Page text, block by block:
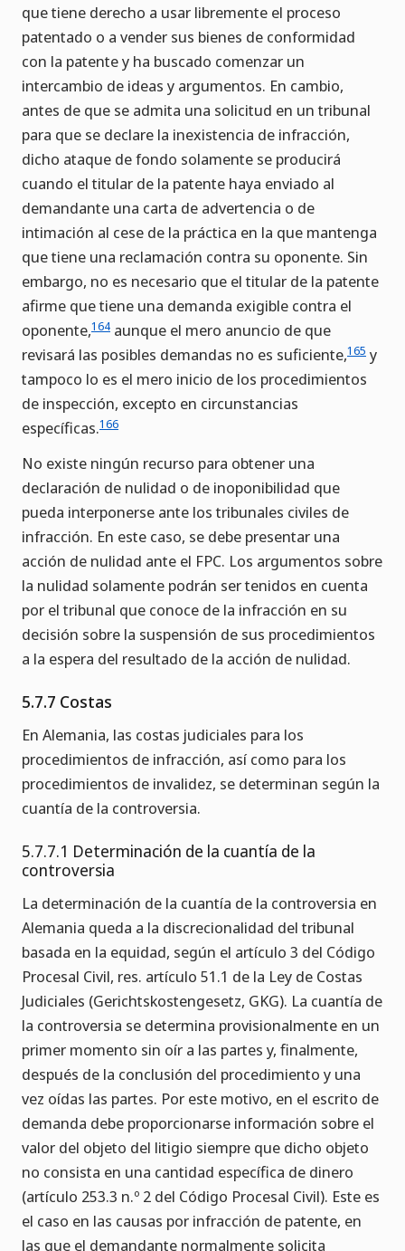
que tiene derecho a usar libremente el proceso
patentado o a vender sus bienes de conformidad
con la patente y ha buscado comenzar un
intercambio de ideas y argumentos. En cambio,
antes de que se admita una solicitud en un tribunal
para que se declare la inexistencia de infracción,
dicho ataque de fondo solamente se producirá
cuando el titular de la patente haya enviado al
demandante una carta de advertencia o de
intimación al cese de la práctica en la que mantenga
que tiene una reclamación contra su oponente. Sin
embargo, no es necesario que el titular de la patente
afirme que tiene una demanda exigible contra el
oponente,164 aunque el mero anuncio de que
revisará las posibles demandas no es suficiente,165 y
tampoco lo es el mero inicio de los procedimientos
de inspección, excepto en circunstancias
específicas.166
No existe ningún recurso para obtener una
declaración de nulidad o de inoponibilidad que
pueda interponerse ante los tribunales civiles de
infracción. En este caso, se debe presentar una
acción de nulidad ante el FPC. Los argumentos sobre
la nulidad solamente podrán ser tenidos en cuenta
por el tribunal que conoce de la infracción en su
decisión sobre la suspensión de sus procedimientos
a la espera del resultado de la acción de nulidad.
5.7.7 Costas
En Alemania, las costas judiciales para los
procedimientos de infracción, así como para los
procedimientos de invalidez, se determinan según la
cuantía de la controversia.
5.7.7.1 Determinación de la cuantía de la
controversia
La determinación de la cuantía de la controversia en
Alemania queda a la discrecionalidad del tribunal
basada en la equidad, según el artículo 3 del Código
Procesal Civil, res. artículo 51.1 de la Ley de Costas
Judiciales (Gerichtskostengesetz, GKG). La cuantía de
la controversia se determina provisionalmente en un
primer momento sin oír a las partes y, finalmente,
después de la conclusión del procedimiento y una
vez oídas las partes. Por este motivo, en el escrito de
demanda debe proporcionarse información sobre el
valor del objeto del litigio siempre que dicho objeto
no consista en una cantidad específica de dinero
(artículo 253.3 n.º 2 del Código Procesal Civil). Este es
el caso en las causas por infracción de patente, en
las que el demandante normalmente solicita